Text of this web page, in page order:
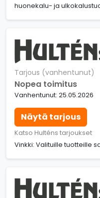
huonekalu- ja
Tarjous (vanhentunut)
Nopea toimitus
Vanhentunut: 25.05.2026
Näytä tarjous
Katso Hulténs tarjoukset
Vinkki: Valituille tuotteille